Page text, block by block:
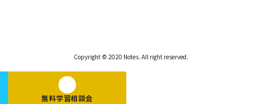
無料学習相談会
Copyright © 2020 Notes. All right reserved.